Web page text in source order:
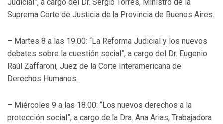
Judicial”, a cargo del Dr. Sergio Torres, Ministro de la
Suprema Corte de Justicia de la Provincia de Buenos Aires.
– Martes 8 a las 19.00: “La Reforma Judicial y los nuevos
debates sobre la cuestión social”, a cargo del Dr. Eugenio
Raúl Zaffaroni, Juez de la Corte Interamericana de
Derechos Humanos.
– Miércoles 9 a las 18.00: “Los nuevos derechos a la
protección social”, a cargo de la Dra. Ana Arias, Trabajadora